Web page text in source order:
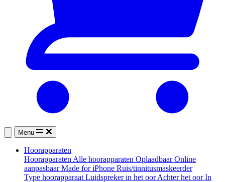
Menu
Hoorapparaten
Hoorapparaten Alle hoorapparaten OplaadbaarOnline
aanpasbaarMade for iPhone Ruis/tinnitusmaskeerder
Type hoorapparaat Luidspreker in het oorAchter het oorIn